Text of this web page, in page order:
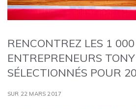
RENCONTREZ LES 1 000
ENTREPRENEURS
SÉLECTIONNÉS POUR
SUR 22 MARS 2017